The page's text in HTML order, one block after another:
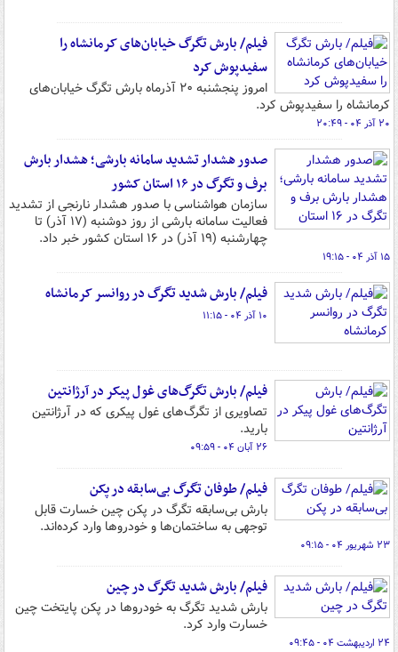
فیلم/ بارش تگرگ خیابان‌های کرمانشاه را
سفیدپوش کرد
امروز پنجشنبه ۲۰ آذرماه بارش تگرگ خیابان‌های
کرمانشاه را سفیدپوش کرد.
۲۰ آذر ۰۴ - ۲۰:۴۹
صدور هشدار تشدید سامانه بارشی؛ هشدار بارش
برف و تگرگ در ۱۶ استان کشور
سازمان هواشناسی با صدور هشدار نارنجی از تشدید
فعالیت سامانه بارشی از روز دوشنبه (۱۷ آذر) تا
چهارشنبه (۱۹ آذر) در ۱۶ استان کشور خبر داد.
۱۵ آذر ۰۴ - ۱۹:۱۵
فیلم/ بارش شدید تگرگ در روانسر کرمانشاه
۱۰ آذر ۰۴ - ۱۱:۱۵
فیلم/ بارش تگرگ‌های غول پیکر در آرژانتین
تصاویری از تگرگ‌های غول پیکری که در آرژانتین
بارید.
۲۶ آبان ۰۴ - ۰۹:۵۹
فیلم/ طوفان تگرگ بی‌سابقه در پکن
بارش بی‌سابقه‌ تگرگ‌ در پکن چین خسارت قابل
توجهی به ساختمان‌ها و خودروها وارد کرده‌اند.
۲۳ شهریور ۰۴ - ۰۹:۱۵
فیلم/ بارش شدید تگرگ در چین
بارش شدید تگرگ به خودروها در پکن پایتخت چین
خسارت وارد کرد.
۲۴ اردیبهشت ۰۴ - ۰۹:۴۵